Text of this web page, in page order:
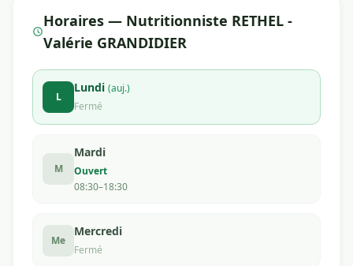
Horaires — Nutritionniste RETHEL -
Valérie GRANDIDIER
L
Lundi (auj.)
Fermé
M
Mardi
Ouvert
08:30–18:30
Me
Mercredi
Fermé